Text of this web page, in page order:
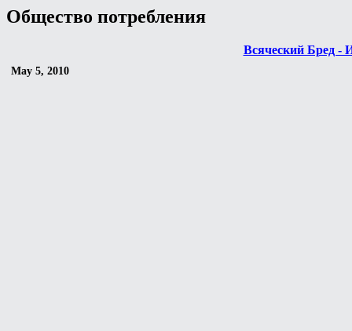
Общество потребления
Всяческий Бред -
May 5, 2010